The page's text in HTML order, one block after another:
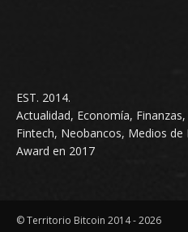
EST. 2014.
Actualidad, Economía,
Fintech, Neobancos, Medios
Award en 2017
© Territorio Bitcoin 2014 - 2026